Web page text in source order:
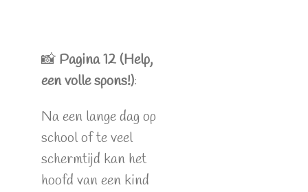
📸 Pagina 12 (Help,
een volle spons!):
Na een lange dag op
school of te veel
schermtijd kan het
hoofd van een kind